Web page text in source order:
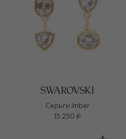
Серьги Imber
15 250 ₽